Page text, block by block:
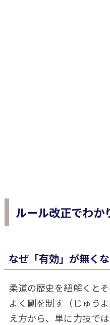
ルール改正でわか
なぜ「有効」が無く
柔道の歴史を紐解くと
よく剛を制す（じゅう
え方から、単に力技で